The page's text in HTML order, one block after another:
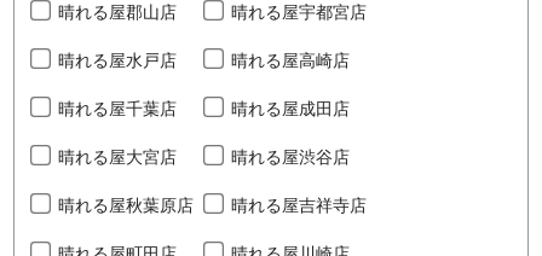
晴れる屋郡山店 晴れる屋宇都宮店
晴れる屋水戸店 晴れる屋高崎店
晴れる屋千葉店 晴れる屋成田店
晴れる屋大宮店 晴れる屋渋谷店
晴れる屋秋葉原店 晴れる屋吉祥寺店